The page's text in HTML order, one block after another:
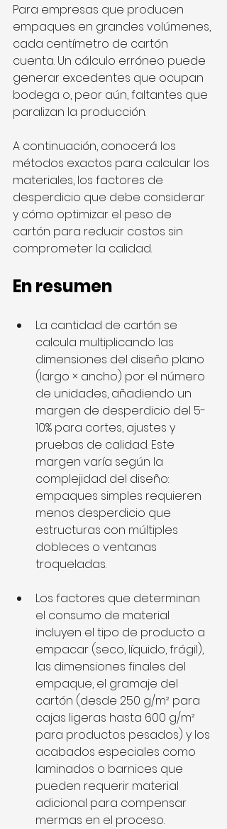
Para empresas que producen
empaques en grandes volúmenes,
cada centímetro de cartón
cuenta. Un cálculo erróneo puede
generar excedentes que ocupan
bodega o, peor aún, faltantes que
paralizan la producción.
A continuación, conocerá los
métodos exactos para calcular los
materiales, los factores de
desperdicio que debe considerar
y cómo optimizar el peso de
cartón para reducir costos sin
comprometer la calidad.
En resumen
La cantidad de cartón se
calcula multiplicando las
dimensiones del diseño plano
(largo × ancho) por el número
de unidades, añadiendo un
margen de desperdicio del 5-
10% para cortes, ajustes y
pruebas de calidad. Este
margen varía según la
complejidad del diseño:
empaques simples requieren
menos desperdicio que
estructuras con múltiples
dobleces o ventanas
troqueladas.
Los factores que determinan
el consumo de material
incluyen el tipo de producto a
empacar (seco, líquido, frágil),
las dimensiones finales del
empaque, el gramaje del
cartón (desde 250 g/m² para
cajas ligeras hasta 600 g/m²
para productos pesados) y los
acabados especiales como
laminados o barnices que
pueden requerir material
adicional para compensar
mermas en el proceso.